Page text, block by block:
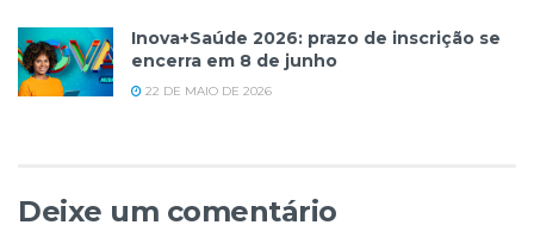
Inova+Saúde 2026: prazo de inscrição se
encerra em 8 de junho
22 DE MAIO DE 2026
Deixe um comentário